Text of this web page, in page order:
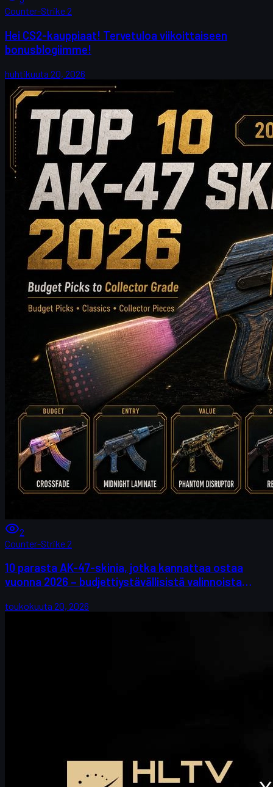
Counter-Strike 2
Hei CS2-kauppiaat! Tervetuloa viikoittaiseen
bonusblogiimme!
huhtikuuta 20, 2026
2
Counter-Strike 2
10 parasta AK-47-skinia, jotka kannattaa ostaa
vuonna 2026 – budjettiystävällisistä valinnoista
toukokuuta 20, 2026